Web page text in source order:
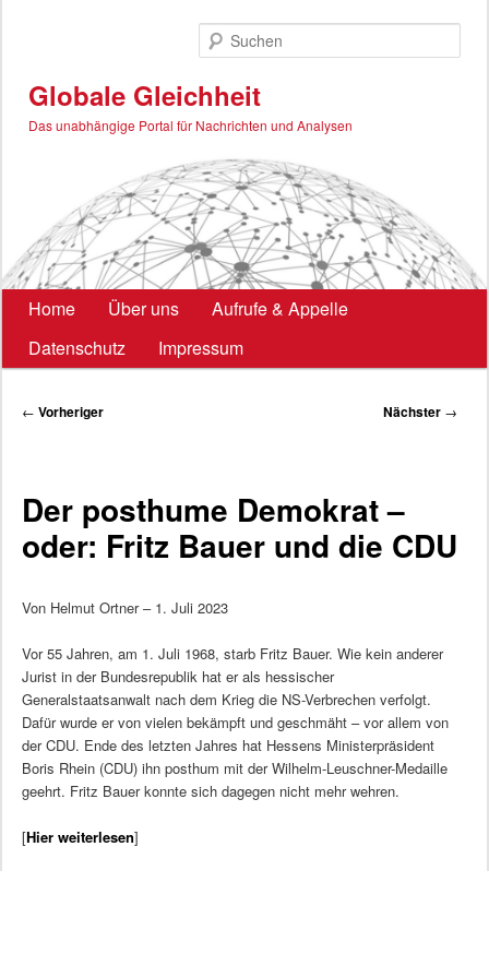
Globale Gleichheit
Das unabhängige Portal für Nachrichten und Analysen
Hauptmenü
Home Über uns
Aufrufe & Appelle
Datenschutz
Impressum
Beitragsnavigation
← Vorheriger Nächster →
Der posthume Demokrat –
oder: Fritz Bauer und die CDU
Von Helmut Ortner – 1. Juli 2023
Vor 55 Jahren, am 1. Juli 1968, starb Fritz Bauer. Wie kein anderer
Jurist in der Bundesrepublik hat er als hessischer
Generalstaatsanwalt nach dem Krieg die NS-Verbrechen verfolgt.
Dafür wurde er von vielen bekämpft und geschmäht – vor allem von
der CDU. Ende des letzten Jahres hat Hessens Ministerpräsident
Boris Rhein (CDU) ihn posthum mit der Wilhelm-Leuschner-Medaille
geehrt. Fritz Bauer konnte sich dagegen nicht mehr wehren.
[Hier weiterlesen]